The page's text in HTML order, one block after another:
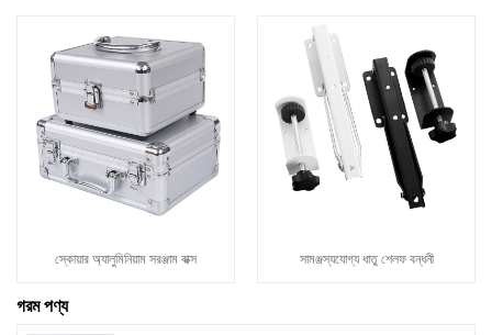
স্কোয়ার অ্যালুমিনিয়াম সরঞ্জাম বাক্স সামঞ্জস্যযোগ্য ধাতু শেলফ বন্ধনী
গরম পণ্য